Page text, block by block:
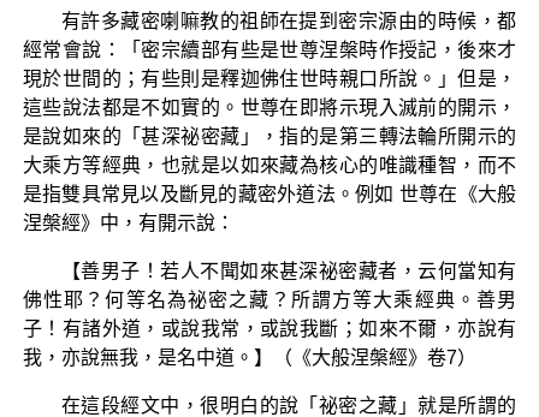
有許多藏密喇嘛教的祖師在提到密宗源由的時候，都
經常會說：「密宗續部有些是世尊涅槃時作授記，後來才
現於世間的；有些則是釋迦佛住世時親口所說。」但是，
這些說法都是不如實的。世尊在即將示現入滅前的開示，
是說如來的「甚深祕密藏」，指的是第三轉法輪所開示的
大乘方等經典，也就是以如來藏為核心的唯識種智，而不
是指雙具常見以及斷見的藏密外道法。例如 世尊在《大般
涅槃經》中，有開示說：
【善男子！若人不聞如來甚深祕密藏者，云何當知有
佛性耶？何等名為祕密之藏？所謂方等大乘經典。善男
子！有諸外道，或說我常，或說我斷；如來不爾，亦說有
我，亦說無我，是名中道。】（《大般涅槃經》卷7）
在這段經文中，很明白的說「祕密之藏」就是所謂的